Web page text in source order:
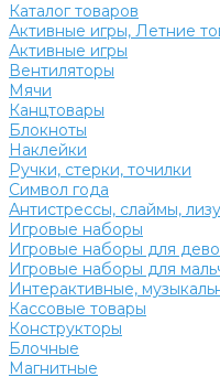
Каталог товаров
Активные игры, Летние
Активные игры
Вентиляторы
Мячи
Канцтовары
Блокноты
Наклейки
Ручки, стерки, точилки
Символ года
Антистрессы, слаймы,
Игровые наборы
Игровые наборы для
Игровые наборы для
Интерактивные,
Кассовые товары
Конструкторы
Блочные
Магнитные